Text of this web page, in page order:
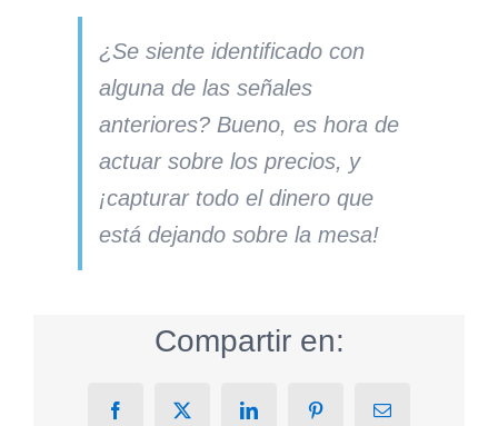
¿Se siente identificado con
alguna de las señales
anteriores? Bueno, es hora de
actuar sobre los precios, y
¡capturar todo el dinero que
está dejando sobre la mesa!
Compartir en:
FacebookX LinkedInPinterest Email